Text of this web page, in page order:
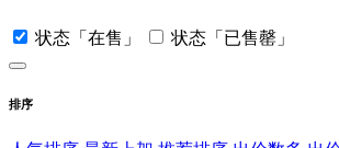
状态「在售」 状态「已售罄」
排序